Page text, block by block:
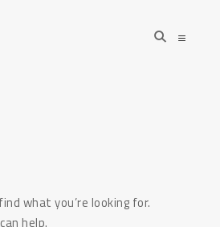
open
search
open
what you’re looking for.
help.